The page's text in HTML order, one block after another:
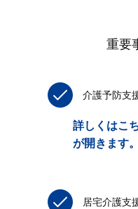
重要
介護予防支
詳しくはこ
が開きます。
居宅介護支